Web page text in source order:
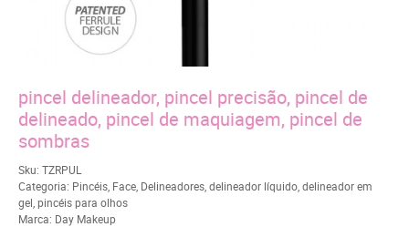
pincel delineador, pincel precisão, pincel de
delineado, pincel de maquiagem, pincel de
sombras
Sku: TZRPUL
Categoria: Pincéis Face Delineadores delineador líquido delineador em
gel pincéis para olhos
Marca: Day Makeup